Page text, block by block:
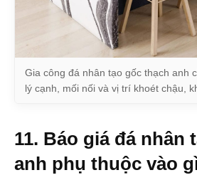
Gia công đá nhân tạo gốc thạch anh
lý cạnh, mối nối và vị trí khoét chậu,
11. Báo giá đá nhân
anh phụ thuộc vào